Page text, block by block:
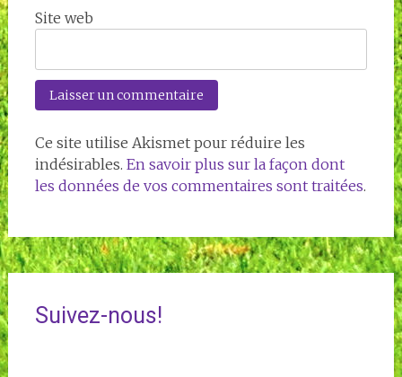
Site web
Ce site utilise Akismet pour réduire les
indésirables. En savoir plus sur la façon dont
les données de vos commentaires sont traitées.
Suivez-nous!